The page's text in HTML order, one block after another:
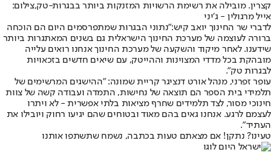
קצרין. מובילה את רשימת הרשויות המזנקות ביותר בבגרות-טק,צילום:
אייל מרגולין - ג׳יני
לדברי שר החינוך יואב קיש:"נתוני הבגרות שמתפרסמים היום הם הוכחה
ברורה לעוצמה של מערכת החינוך הישראלית גם בשנים המאתגרות ביותר
שידענו. לאחר מיקוד והשקעה של מערכת החינוך אנחנו רואים עלייה
מובהקת בכל מדדי המצוינות וההייטק, עם שיאים חדשים בזכאויות
לבגרות טק".
עופר זפרני, מנהל אורט דנציגר קריית שמונה: "ההישגים המרשימים של
תלמידי בית הספר הם תוצאה של נחישות, התמדה ועבודה קשה של צוות
חינוכי מסור, לצד תלמידים שחרף מציאות בלתי אפשרית - לא ויתרו
לעצמם לרגע. אנחנו גאים בהם מאוד ובטוחים שהם יגיעו רחוק ויובילו את
העתיד".
טעינו? נתקן! אם מצאתם טעות בכתבה, נשמח שתשתפו אותנו